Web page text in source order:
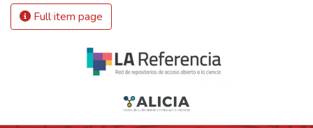
Full item page